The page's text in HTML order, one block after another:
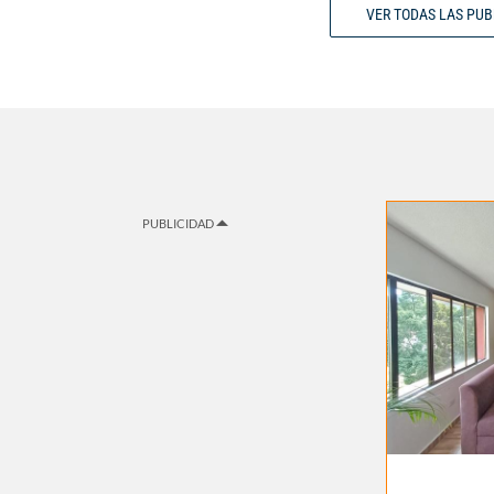
VER TODAS LAS
PUBLICIDAD